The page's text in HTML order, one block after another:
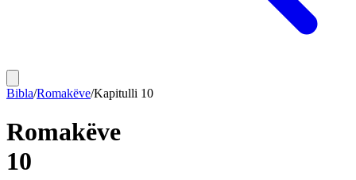
Bibla/Romakëve/Kapitulli 10
Romakëve
10